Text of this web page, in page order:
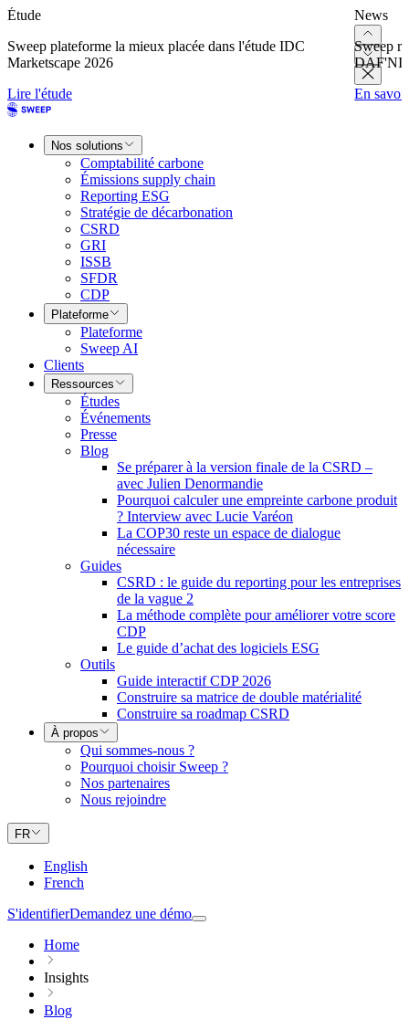
Étude
Sweep plateforme la mieux placée dans l'étude IDC
Marketscape 2026
Lire l'étude
News
Sweep
En
Nos solutions
Comptabilité carbone
Émissions supply chain
Reporting ESG
Stratégie de décarbonation
CSRD
GRI
ISSB
SFDR
CDP
Plateforme
Plateforme
Sweep AI
Clients
Ressources
Études
Événements
Presse
Blog
Se préparer à la version finale de la CSRD –
avec Julien Denormandie
Pourquoi calculer une empreinte carbone produit
? Interview avec Lucie Varéon
La COP30 reste un espace de dialogue
nécessaire
Guides
CSRD : le guide du reporting pour les entreprises
de la vague 2
La méthode complète pour améliorer votre score
CDP
Le guide d’achat des logiciels ESG
Outils
Guide interactif CDP 2026
Construire sa matrice de double matérialité
Construire sa roadmap CSRD
À propos
Qui sommes-nous ?
Pourquoi choisir Sweep ?
Nos partenaires
Nous rejoindre
FR
English
French
S'identifierDemandez une démo
Home
Insights
Blog